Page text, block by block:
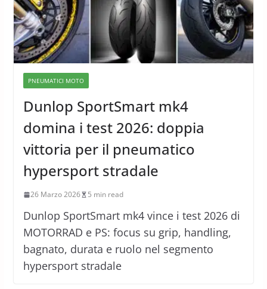
PNEUMATICI MOTO
Dunlop SportSmart mk4
domina i test 2026: doppia
vittoria per il pneumatico
hypersport stradale
26 Marzo 2026 5 min read
Dunlop SportSmart mk4 vince i test 2026 di
MOTORRAD e PS: focus su grip, handling,
bagnato, durata e ruolo nel segmento
hypersport stradale